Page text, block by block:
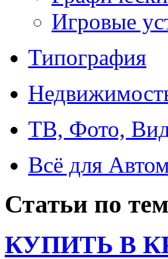
Игровые
Типография
ТВ, Фото,
Всё для
Статьи по
КУПИТЬ В